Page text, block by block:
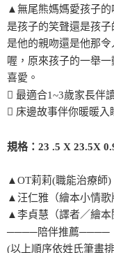
▲無尾熊媽媽愛孩子的
是孩子的笑聲還是孩子
是他的親吻還是他那令
喔，原來孩子的一舉
喜愛。
 最適合1~3歲家長伴
 床邊故事伴你暖暖入
規格：23 .5 X 23.5X
▲OT莉莉(職能治療師)
▲汪仁雅（繪本小情歌
▲李貞慧（譯者／繪本
────陪伴推薦────
(以上順序依姓氏筆畫